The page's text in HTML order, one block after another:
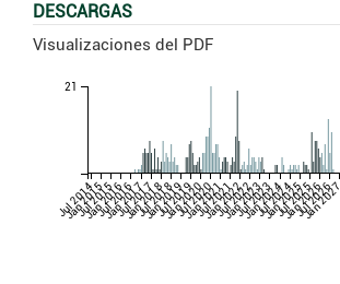
DESCARGAS
Visualizaciones del PDF
Jul 2014
Jan 2015
Jul 2015
Jan 2016
Jul 2016
Jan 2017
Jul 2017
Jan 2018
Jul 2018
Jan 2019
Jul 2019
Jan 2020
Jul 2020
Jan 2021
Jul 2021
Jan 2022
Jul 2022
Jan 2023
Jul 2023
Jan 2024
Jul 2024
Jan 2025
Jul 2025
Jan 2026
Jul 2026
Jan 2027
21